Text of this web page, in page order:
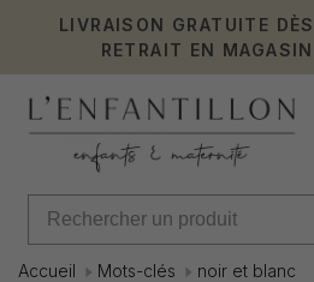
LIVRAISON GRATUITE
RETRAIT EN
Accueil Mots-clés noir et blanc